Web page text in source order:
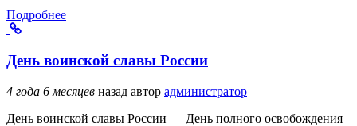
Подробнее
День воинской славы России
4 года 6 месяцев назад автор администратор
День воинской славы России — День полного освобождения